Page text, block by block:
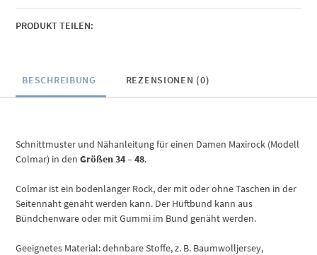
PRODUKT TEILEN:
BESCHREIBUNG REZENSIONEN (0)
Schnittmuster und Nähanleitung für einen Damen Maxirock (Modell
Colmar) in denGrößen 34 – 48.
Colmar ist ein bodenlanger Rock, der mit oder ohne Taschen in der
Seitennaht genäht werden kann. Der Hüftbund kann aus
Bündchenware oder mit Gummi im Bund genäht werden.
Geeignetes Material: dehnbare Stoffe, z. B. Baumwolljersey,